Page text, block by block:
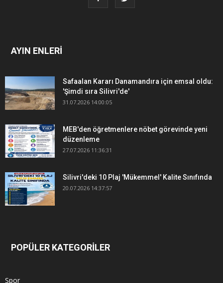
AYIN ENLERİ
Safaalan Kararı Danamandıra için emsal oldu:
'Şimdi sıra Silivri'de'
31.07.2026 14:00:05
MEB'den öğretmenlere nöbet görevinde yeni
düzenleme
27.07.2026 11:36:31
Silivri'deki 10 Plaj 'Mükemmel' Kalite Sınıfında
20.07.2026 14:37:57
POPÜLER KATEGORİLER
Spor